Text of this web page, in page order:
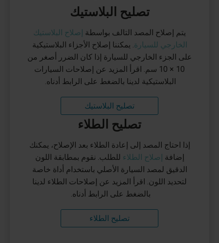
تصليح البلاستيك
يتم إصلاح المصد التالف بواسطة إصلاح البلاستيك
الخارجي للسيارة . يمكننا إصلاح الأجزاء البلاستيكية
على الجزء الخارجي للسيارة إذا كان الضرر أصغر من
10 × 10 سم. اقرأ المزيد عن إصلاحات السيارات
البلاستيكية لدينا بالضغط على الرابط أدناه.
تصليح البلاستيك
تصليح الطلاء
إذا احتاج المصد إلى إعادة الطلاء بعد الإصلاح، يمكنك
إضافة إصلاح الطلاء للطلب. نقوم بمطابقة اللون
الدقيق لمصد السيارة الأصلي باستخدام أداة خاصة
لتحديد اللون. اقرأ المزيد عن إصلاحات الطلاء لدينا
بالضغط على الرابط أدناه.
تصليح الطلاء